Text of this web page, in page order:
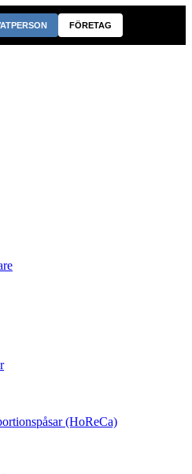
FÖRETAG
(HoReCa)